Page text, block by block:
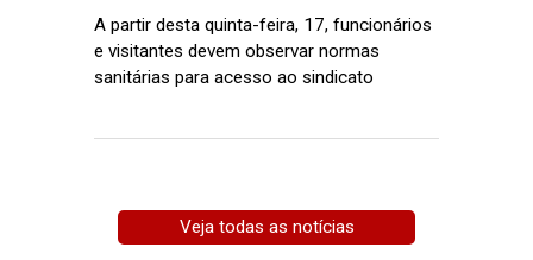
A partir desta quinta-feira, 17, funcionários
e visitantes devem observar normas
sanitárias para acesso ao sindicato
Veja todas as notícias